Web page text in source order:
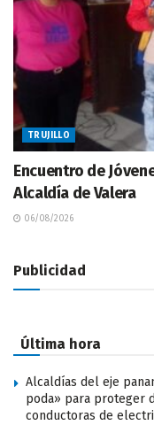
TRUJILLO
Encuentro de
Alcaldía de Valera
06/08/2026
Publicidad
Última hora
Alcaldías del eje
poda» para proteger
conductoras de